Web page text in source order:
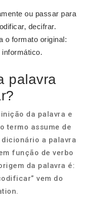
ou passar para
decifrar.
o formato original:
palavra
da palavra e
termo assume de
a palavra
função de verbo
da palavra é:
vem do